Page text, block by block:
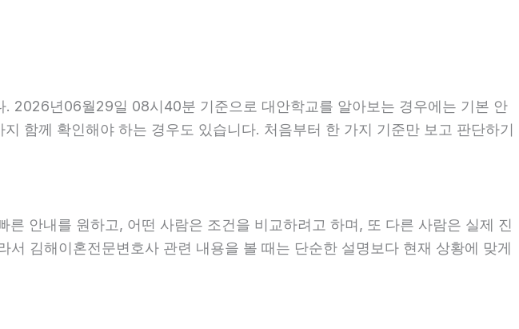
2026년06월29일 08시40분 기준으로 대안학교를 알아보는 경우에는 기본 안
함께 확인해야 하는 경우도 있습니다. 처음부터 한 가지 기준만 보고 판단하기
안내를 원하고, 어떤 사람은 조건을 비교하려고 하며, 또 다른 사람은 실제 진
김해이혼전문변호사 관련 내용을 볼 때는 단순한 설명보다 현재 상황에 맞게